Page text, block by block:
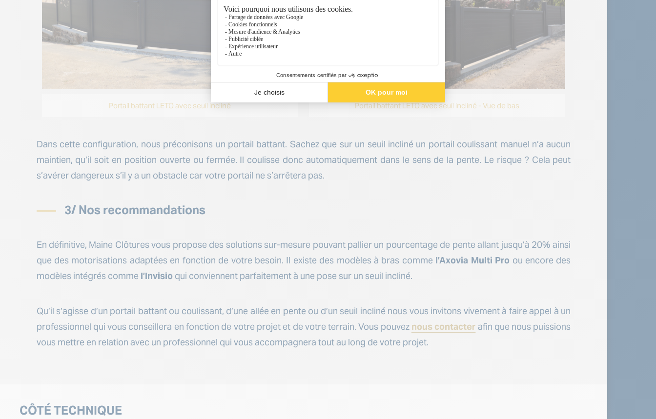
Portail battant LETO avec seuil incliné Portail battant LETO avec seuil incliné - Vue de bas
Dans cette configuration, nous préconisons un portail battant. Sachez que sur un seuil incliné un portail coulissant manuel n’a aucun
maintien, qu’il soit en position ouverte ou fermée. Il coulisse donc automatiquement dans le sens de la pente. Le risque ? Cela peut
s’avérer dangereux s’il y a un obstacle car votre portail ne s’arrêtera pas.
3/ Nos recommandations
En définitive, Maine Clôtures vous propose des solutions sur-mesure pouvant pallier un pourcentage de pente allant jusqu’à 20% ainsi
que des motorisations adaptées en fonction de votre besoin. Il existe des modèles à bras comme l’Axovia Multi Pro ou encore des
modèles intégrés comme l’Invisio qui conviennent parfaitement à une pose sur un seuil incliné.
Qu’il s’agisse d’un portail battant ou coulissant, d’une allée en pente ou d’un seuil incliné nous vous invitons vivement à faire appel à un
professionnel qui vous conseillera en fonction de votre projet et de votre terrain. Vous pouvez nous contacter afin que nous puissions
vous mettre en relation avec un professionnel qui vous accompagnera tout au long de votre projet.
CÔTÉ TECHNIQUE